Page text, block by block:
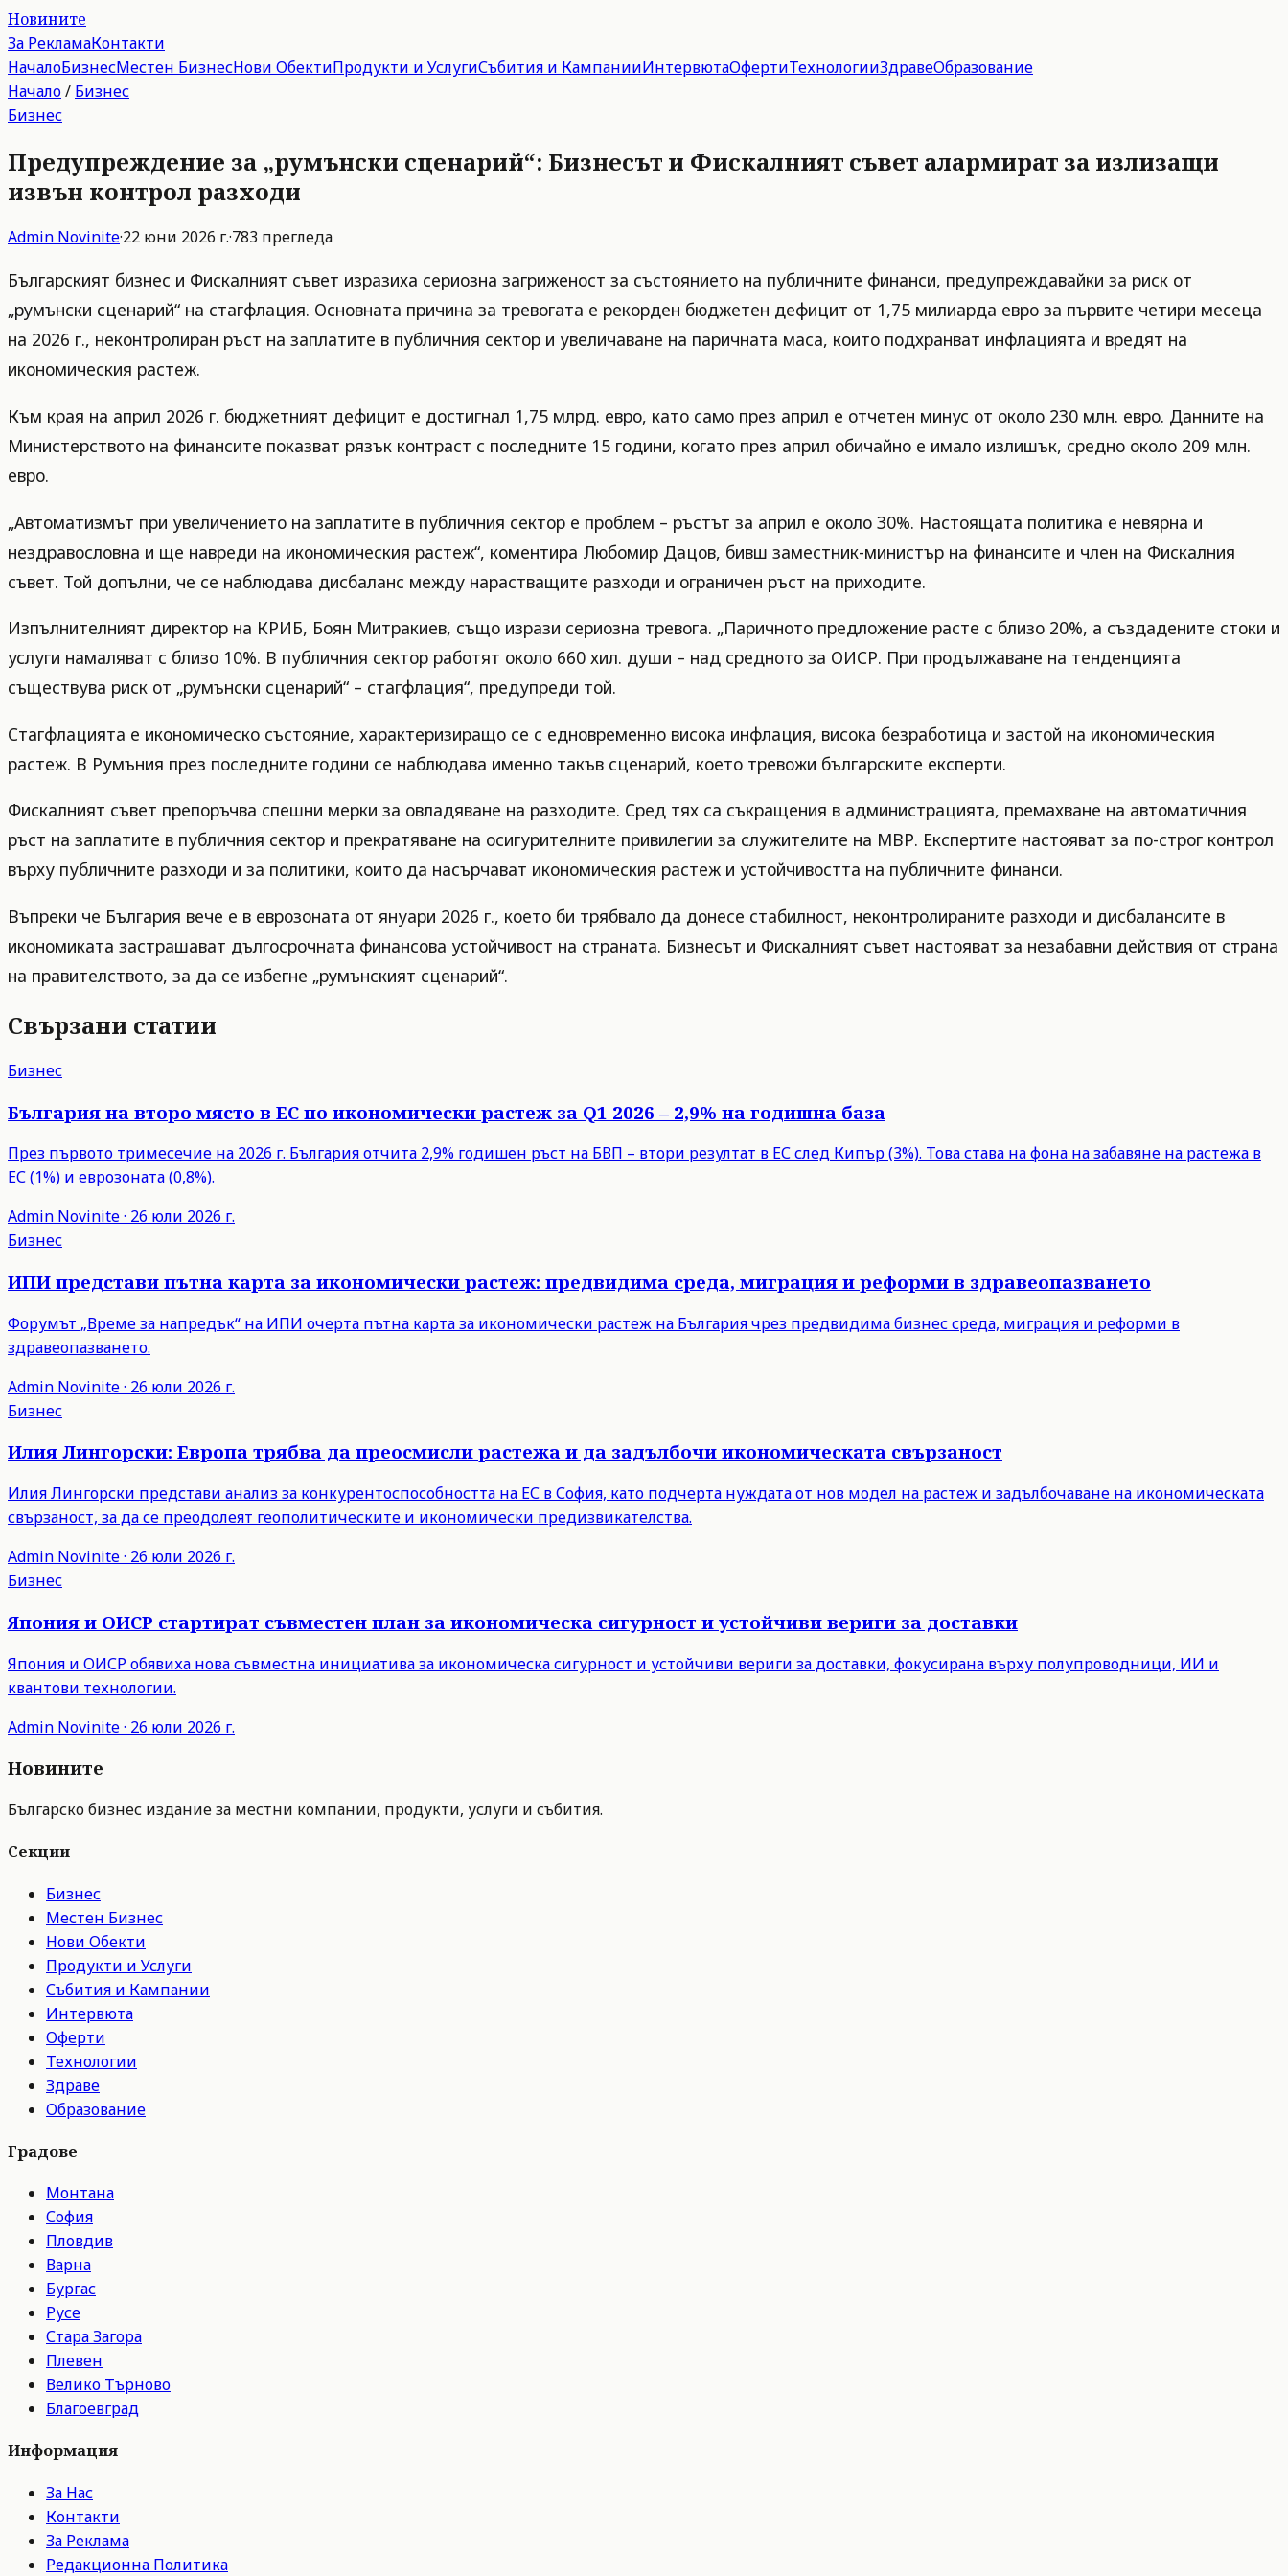
Новините
За РекламаКонтакти
НачалоБизнесМестен БизнесНови ОбектиПродукти и УслугиСъбития и КампанииИнтервютаОфертиТехнологииЗдравеОбразование
Начало/ Бизнес
Бизнес
Предупреждение за „румънски сценарий“: Бизнесът и Фискалният съвет алармират за излизащи
извън контрол разходи
Admin Novinite·22 юни 2026 г.·783 прегледа
Българският бизнес и Фискалният съвет изразиха сериозна загриженост за състоянието на публичните финанси, предупреждавайки за риск от
„румънски сценарий“ на стагфлация. Основната причина за тревогата е рекорден бюджетен дефицит от 1,75 милиарда евро за първите четири месеца
на 2026 г., неконтролиран ръст на заплатите в публичния сектор и увеличаване на паричната маса, които подхранват инфлацията и вредят на
икономическия растеж.
Към края на април 2026 г. бюджетният дефицит е достигнал 1,75 млрд. евро, като само през април е отчетен минус от около 230 млн. евро. Данните на
Министерството на финансите показват рязък контраст с последните 15 години, когато през април обичайно е имало излишък, средно около 209 млн.
евро.
„Автоматизмът при увеличението на заплатите в публичния сектор е проблем – ръстът за април е около 30%. Настоящата политика е невярна и
нездравословна и ще навреди на икономическия растеж“, коментира Любомир Дацов, бивш заместник-министър на финансите и член на Фискалния
съвет. Той допълни, че се наблюдава дисбаланс между нарастващите разходи и ограничен ръст на приходите.
Изпълнителният директор на КРИБ, Боян Митракиев, също изрази сериозна тревога. „Паричното предложение расте с близо 20%, а създадените стоки и
услуги намаляват с близо 10%. В публичния сектор работят около 660 хил. души – над средното за ОИСР. При продължаване на тенденцията
съществува риск от „румънски сценарий“ – стагфлация“, предупреди той.
Стагфлацията е икономическо състояние, характеризиращо се с едновременно висока инфлация, висока безработица и застой на икономическия
растеж. В Румъния през последните години се наблюдава именно такъв сценарий, което тревожи българските експерти.
Фискалният съвет препоръчва спешни мерки за овладяване на разходите. Сред тях са съкращения в администрацията, премахване на автоматичния
ръст на заплатите в публичния сектор и прекратяване на осигурителните привилегии за служителите на МВР. Експертите настояват за по-строг контрол
върху публичните разходи и за политики, които да насърчават икономическия растеж и устойчивостта на публичните финанси.
Въпреки че България вече е в еврозоната от януари 2026 г., което би трябвало да донесе стабилност, неконтролираните разходи и дисбалансите в
икономиката застрашават дългосрочната финансова устойчивост на страната. Бизнесът и Фискалният съвет настояват за незабавни действия от страна
на правителството, за да се избегне „румънският сценарий“.
Свързани статии
Бизнес
България на второ място в ЕС по икономически растеж за Q1 2026 – 2,9% на годишна база
През първото тримесечие на 2026 г. България отчита 2,9% годишен ръст на БВП – втори резултат в ЕС след Кипър (3%). Това става на фона на забавяне на растежа в
ЕС (1%) и еврозоната (0,8%).
Admin Novinite· 26 юли 2026 г.
Бизнес
ИПИ представи пътна карта за икономически растеж: предвидима среда, миграция и реформи в здравеопазването
Форумът „Време за напредък“ на ИПИ очерта пътна карта за икономически растеж на България чрез предвидима бизнес среда, миграция и реформи в
здравеопазването.
Admin Novinite· 26 юли 2026 г.
Бизнес
Илия Лингорски: Европа трябва да преосмисли растежа и да задълбочи икономическата свързаност
Илия Лингорски представи анализ за конкурентоспособността на ЕС в София, като подчерта нуждата от нов модел на растеж и задълбочаване на икономическата
свързаност, за да се преодолеят геополитическите и икономически предизвикателства.
Admin Novinite· 26 юли 2026 г.
Бизнес
Япония и ОИСР стартират съвместен план за икономическа сигурност и устойчиви вериги за доставки
Япония и ОИСР обявиха нова съвместна инициатива за икономическа сигурност и устойчиви вериги за доставки, фокусирана върху полупроводници, ИИ и
квантови технологии.
Admin Novinite· 26 юли 2026 г.
Новините
Българско бизнес издание за местни компании, продукти, услуги и събития.
Секции
Бизнес
Местен Бизнес
Нови Обекти
Продукти и Услуги
Събития и Кампании
Интервюта
Оферти
Технологии
Здраве
Образование
Градове
Монтана
София
Пловдив
Варна
Бургас
Русе
Стара Загора
Плевен
Велико Търново
Благоевград
Информация
За Нас
Контакти
За Реклама
Редакционна Политика